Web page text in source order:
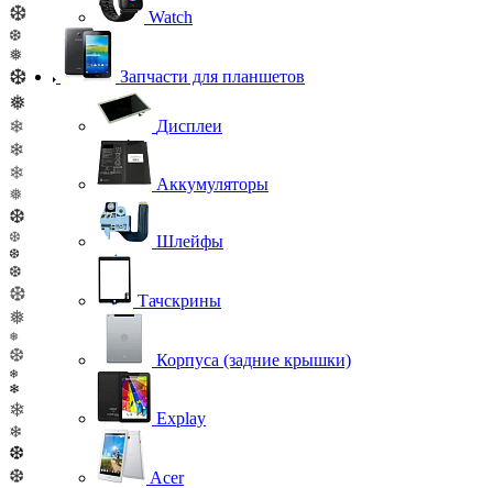
❆
❆
❅
❆
❅
❄
❄
❄
❅
❆
❆
❆
❆
❆
❅
❅
❆
❄
❄
❄
❄
❆
❆
Watch
Запчасти для планшетов
Дисплеи
Аккумуляторы
Шлейфы
Тачскрины
Корпуса (задние крышки)
Explay
Acer